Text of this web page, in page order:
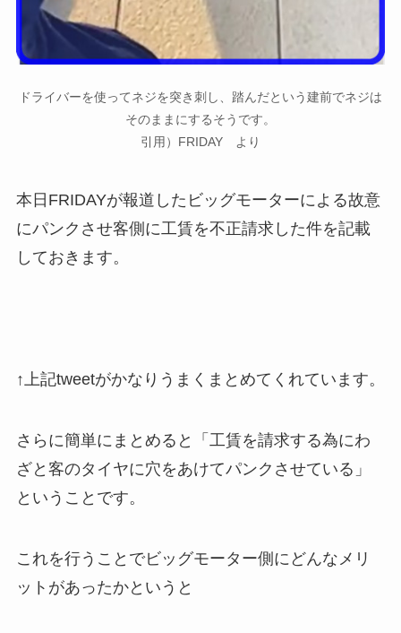
ドライバーを使ってネジを突き刺し、踏んだという建前でネジは
そのままにするそうです。
引用）FRIDAY より
本日FRIDAYが報道したビッグモーターによる故意
にパンクさせ客側に工賃を不正請求した件を記載
しておきます。
↑上記tweetがかなりうまくまとめてくれています。
さらに簡単にまとめると「 工賃を請求する為にわ
ざと客のタイヤに穴をあけてパンクさせている 」
ということです。
これを行うことでビッグモーター側にどんなメリ
ットがあったかというと